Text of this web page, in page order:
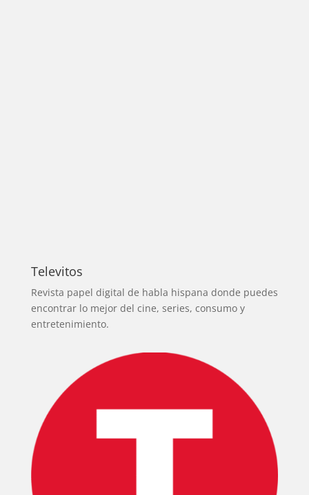
Televitos
Revista papel digital de habla hispana donde puedes
encontrar lo mejor del cine, series, consumo y
entretenimiento.